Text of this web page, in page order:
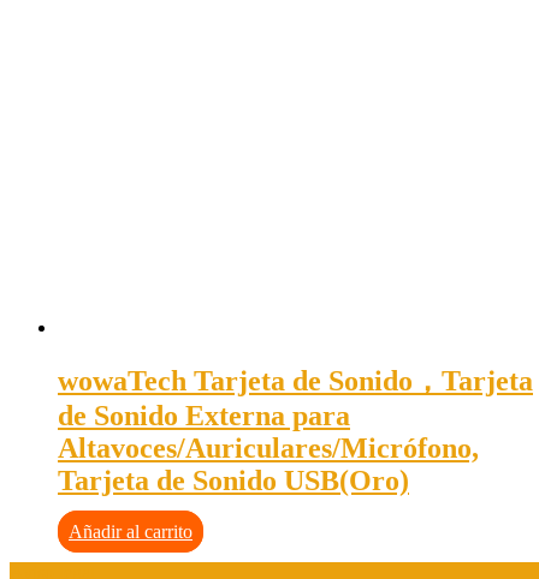
wowaTech Tarjeta de Sonido，Tarjeta
de Sonido Externa para
Altavoces/Auriculares/Micrófono,
Tarjeta de Sonido USB(Oro)
Añadir al carrito